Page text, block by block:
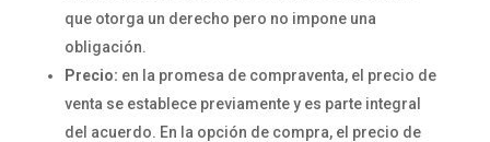
que otorga un derecho pero no impone una
obligación.
Precio: en la promesa de compraventa, el precio de
venta se establece previamente y es parte integral
del acuerdo. En la opción de compra, el precio de